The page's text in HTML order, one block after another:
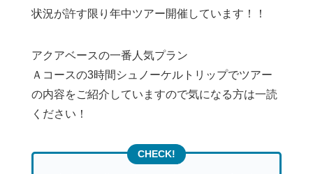
状況が許す限り年中ツアー開催しています！！
アクアベースの一番人気プラン
Ａコースの3時間シュノーケルトリップでツアー
の内容をご紹介していますので気になる方は一読
ください！